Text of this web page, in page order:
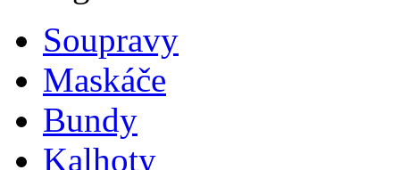
Soupravy
Maskáče
Bundy
Kalhoty